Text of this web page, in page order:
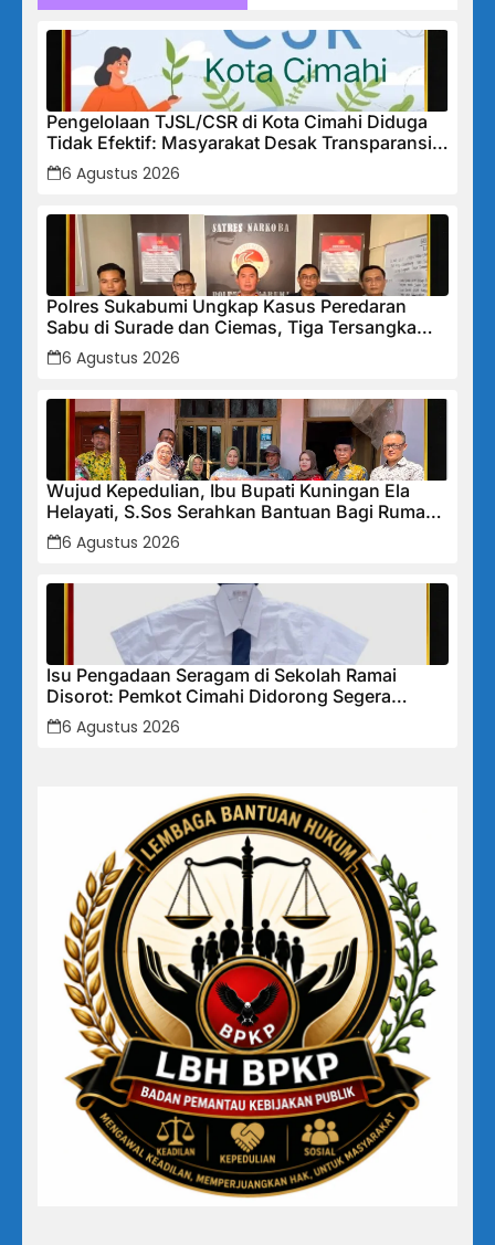
Pengelolaan TJSL/CSR di Kota Cimahi Diduga
Tidak Efektif: Masyarakat Desak Transparansi
Penuh dan Perbaikan Sistem
6 Agustus 2026
Polres Sukabumi Ungkap Kasus Peredaran
Sabu di Surade dan Ciemas, Tiga Tersangka
Diamankan
6 Agustus 2026
Wujud Kepedulian, Ibu Bupati Kuningan Ela
Helayati, S.Sos Serahkan Bantuan Bagi Rumah
Terdampak Bencana di Desa Karangkancana
6 Agustus 2026
Isu Pengadaan Seragam di Sekolah Ramai
Disorot: Pemkot Cimahi Didorong Segera
Lakukan Pembinaan dan Perbaikan Sistem
Secara Menyeluruh
6 Agustus 2026